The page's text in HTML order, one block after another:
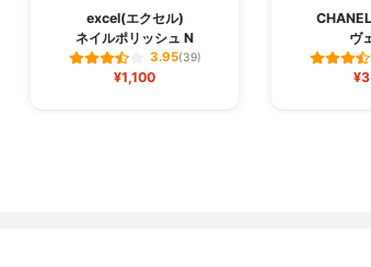
excel(エクセル)
ネイルポリッシュ N
3.95(39)
¥1,100
ヴ